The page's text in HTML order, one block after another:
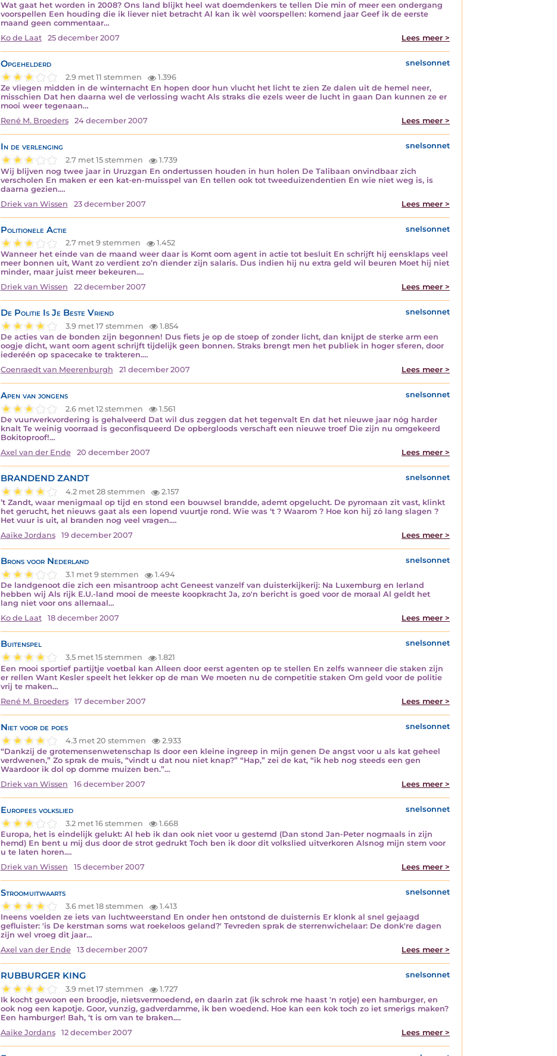
Wat gaat het worden in 2008? Ons land blijkt heel wat doemdenkers te tellen Die min of meer een ondergang
voorspellen Een houding die ik liever niet betracht Al kan ik wèl voorspellen: komend jaar Geef ik de eerste
maand geen commentaar…
Ko de Laat
25 december 2007 Lees meer >
Opgehelderd
snelsonnet
2.9 met 11 stemmen
1.396
Ze vliegen midden in de winternacht En hopen door hun vlucht het licht te zien Ze dalen uit de hemel neer,
misschien Dat hen daarna wel de verlossing wacht Als straks die ezels weer de lucht in gaan Dan kunnen ze er
mooi weer tegenaan…
René M. Broeders
24 december 2007 Lees meer >
In de verlenging
snelsonnet
2.7 met 15 stemmen
1.739
Wij blijven nog twee jaar in Uruzgan En ondertussen houden in hun holen De Talibaan onvindbaar zich
verscholen En maken er een kat-en-muisspel van En tellen ook tot tweeduizendentien En wie niet weg is, is
daarna gezien.…
Driek van Wissen
23 december 2007 Lees meer >
Politionele Actie
snelsonnet
2.7 met 9 stemmen
1.452
Wanneer het einde van de maand weer daar is Komt oom agent in actie tot besluit En schrijft hij eensklaps veel
meer bonnen uit, Want zo verdient zo’n diender zijn salaris. Dus indien hij nu extra geld wil beuren Moet hij niet
minder, maar juist meer bekeuren.…
Driek van Wissen
22 december 2007 Lees meer >
De Politie Is Je Beste Vriend
snelsonnet
3.9 met 17 stemmen
1.854
De acties van de bonden zijn begonnen! Dus fiets je op de stoep of zonder licht, dan knijpt de sterke arm een
oogje dicht, want oom agent schrijft tijdelijk geen bonnen. Straks brengt men het publiek in hoger sferen, door
iederéén op spacecake te trakteren.…
Coenraedt van Meerenburgh
21 december 2007 Lees meer >
Apen van jongens
snelsonnet
2.6 met 12 stemmen
1.561
De vuurwerkvordering is gehalveerd Dat wil dus zeggen dat het tegenvalt En dat het nieuwe jaar nóg harder
knalt Te weinig voorraad is geconfisqueerd De opbergloods verschaft een nieuwe troef Die zijn nu omgekeerd
Bokitoproof!…
Axel van der Ende
20 december 2007 Lees meer >
BRANDEND ZANDT
snelsonnet
4.2 met 28 stemmen
2.157
’t Zandt, waar menigmaal op tijd en stond een bouwsel brandde, ademt opgelucht. De pyromaan zit vast, klinkt
het gerucht, het nieuws gaat als een lopend vuurtje rond. Wie was ‘t ? Waarom ? Hoe kon hij zó lang slagen ?
Het vuur is uit, al branden nog veel vragen.…
Aaike Jordans
19 december 2007 Lees meer >
Brons voor Nederland
snelsonnet
3.1 met 9 stemmen
1.494
De landgenoot die zich een misantroop acht Geneest vanzelf van duisterkijkerij: Na Luxemburg en Ierland
hebben wij Als rijk E.U.-land mooi de meeste koopkracht Ja, zo'n bericht is goed voor de moraal Al geldt het
lang niet voor ons allemaal…
Ko de Laat
18 december 2007 Lees meer >
Buitenspel
snelsonnet
3.5 met 15 stemmen
1.821
Een mooi sportief partijtje voetbal kan Alleen door eerst agenten op te stellen En zelfs wanneer die staken zijn
er rellen Want Kesler speelt het lekker op de man We moeten nu de competitie staken Om geld voor de politie
vrij te maken…
René M. Broeders
17 december 2007 Lees meer >
Niet voor de poes
snelsonnet
4.3 met 20 stemmen
2.933
“Dankzij de grotemensenwetenschap Is door een kleine ingreep in mijn genen De angst voor u als kat geheel
verdwenen,” Zo sprak de muis, “vindt u dat nou niet knap?” “Hap,” zei de kat, “ik heb nog steeds een gen
Waardoor ik dol op domme muizen ben.”…
Driek van Wissen
16 december 2007 Lees meer >
Europees volkslied
snelsonnet
3.2 met 16 stemmen
1.668
Europa, het is eindelijk gelukt: Al heb ik dan ook niet voor u gestemd (Dan stond Jan-Peter nogmaals in zijn
hemd) En bent u mij dus door de strot gedrukt Toch ben ik door dit volkslied uitverkoren Alsnog mijn stem voor
u te laten horen.…
Driek van Wissen
15 december 2007 Lees meer >
Stroomuitwaarts
snelsonnet
3.6 met 18 stemmen
1.413
Ineens voelden ze iets van luchtweerstand En onder hen ontstond de duisternis Er klonk al snel gejaagd
gefluister: 'is De kerstman soms wat roekeloos geland?' Tevreden sprak de sterrenwichelaar: De donk're dagen
zijn wel vroeg dit jaar…
Axel van der Ende
13 december 2007 Lees meer >
RUBBURGER KING
snelsonnet
3.9 met 17 stemmen
1.727
Ik kocht gewoon een broodje, nietsvermoedend, en daarin zat (ik schrok me haast 'n rotje) een hamburger, en
ook nog een kapotje. Goor, vunzig, gadverdamme, ik ben woedend. Hoe kan een kok toch zo iet smerigs maken?
Een hamburger! Bah, ‘t is om van te braken.…
Aaike Jordans
12 december 2007 Lees meer >